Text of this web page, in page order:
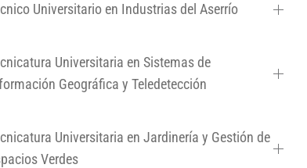
Universitario en Industrias del Aserrío
Universitaria en Sistemas de
Geográfica y Teledetección
Universitaria en Jardinería y Gestión de
Verdes